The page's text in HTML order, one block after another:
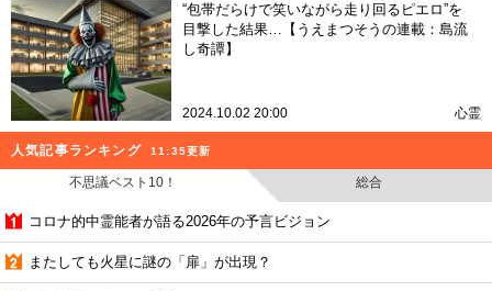
“包帯だらけで笑いながら走り回るピエロ”を
目撃した結果…【うえまつそうの連載：島流
し奇譚】
2024.10.02 20:00 心霊
人気記事ランキング 11:35更新
不思議ベスト10！ 総合
コロナ的中霊能者が語る2026年の予言ビジョン
またしても火星に謎の「扉」が出現？